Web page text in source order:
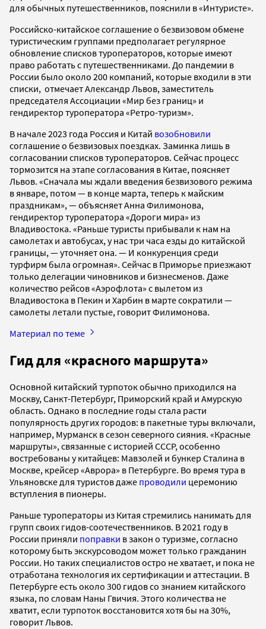
для обычных путешественников, пояснили в «Интуристе».
Российско-китайское соглашение о безвизовом обмене
туристическим группами предполагает регулярное
обновление списков туроператоров, которые имеют
право работать с путешественниками. До пандемии в
России было около 200 компаний, которые входили в эти
списки, отмечает Александр Львов, заместитель
председателя Ассоциации «Мир без границ» и
гендиректор туроператора «Ретро-туризм».
В начале 2023 года Россия и Китай возобновили
соглашение о безвизовых поездках. Заминка лишь в
согласовании списков туроператоров. Сейчас процесс
тормозится на этапе согласования в Китае, поясняет
Львов. «Сначала мы ждали введения безвизового режима
в январе, потом — в конце марта, теперь к майским
праздникам», — объясняет Анна Филимонова,
гендиректор туроператора «Дороги мира» из
Владивостока. «Раньше туристы прибывали к нам на
самолетах и автобусах, у нас три часа езды до китайской
границы, — уточняет она. — И конкуренция среди
турфирм была огромная». Сейчас в Приморье приезжают
только делегации чиновников и бизнесменов. Даже
количество рейсов «Аэрофлота» с вылетом из
Владивостока в Пекин и Харбин в марте сократили —
самолеты летали пустые, говорит Филимонова.
Материал по теме
Гид для «красного маршрута»
Основной китайский турпоток обычно приходился на
Москву, Санкт-Петербург, Приморский край и Амурскую
область. Однако в последние годы стала расти
популярность других городов: в пакетные туры включали,
например, Мурманск в сезон северного сияния. «Красные
маршруты», связанные с историей СССР, особенно
востребованы у китайцев: Мавзолей и бункер Сталина в
Москве, крейсер «Аврора» в Петербурге. Во время тура в
Ульяновске для туристов даже проводили церемонию
вступления в пионеры.
Раньше туроператоры из Китая стремились нанимать для
групп своих гидов-соотечественников. В 2021 году в
России приняли поправки в закон о туризме, согласно
которому быть экскурсоводом может только гражданин
России. Но таких специалистов остро не хватает, и пока не
отработана технология их сертификации и аттестации. В
Петербурге есть около 300 гидов со знанием китайского
языка, по словам Наны Гвичия. Этого количества не
хватит, если турпоток восстановится хотя бы на 30%,
говорит Львов.